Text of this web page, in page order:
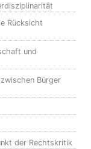
Rücksicht
und
Bürger
der Rechtskritik